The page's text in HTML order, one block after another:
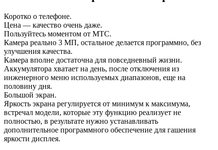
Коротко о телефоне.
Цена — качество очень даже.
Пользуйтесь моментом от МТС.
Камера реально 3 МП, остальное делается программно, без
улучшения качества.
Камера вполне достаточна для повседневный жизни.
Аккумулятора хватает на день, после отключения из
инженерного меню используемых диапазонов, еще на
половину дня.
Большой экран.
Яркость экрана регулируется от минимум к максимума,
встречал модели, которые эту функцию реализует не
полностью, в результате нужно устанавливать
дополнительное программного обеспечение для гашения
яркости дисплея.